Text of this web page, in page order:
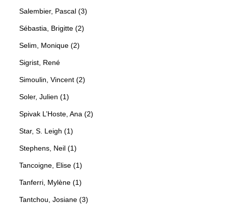
Salembier, Pascal (3)
Sébastia, Brigitte (2)
Selim, Monique (2)
Sigrist, René
Simoulin, Vincent (2)
Soler, Julien (1)
Spivak L’Hoste, Ana (2)
Star, S. Leigh (1)
Stephens, Neil (1)
Tancoigne, Elise (1)
Tanferri, Mylène (1)
Tantchou, Josiane (3)